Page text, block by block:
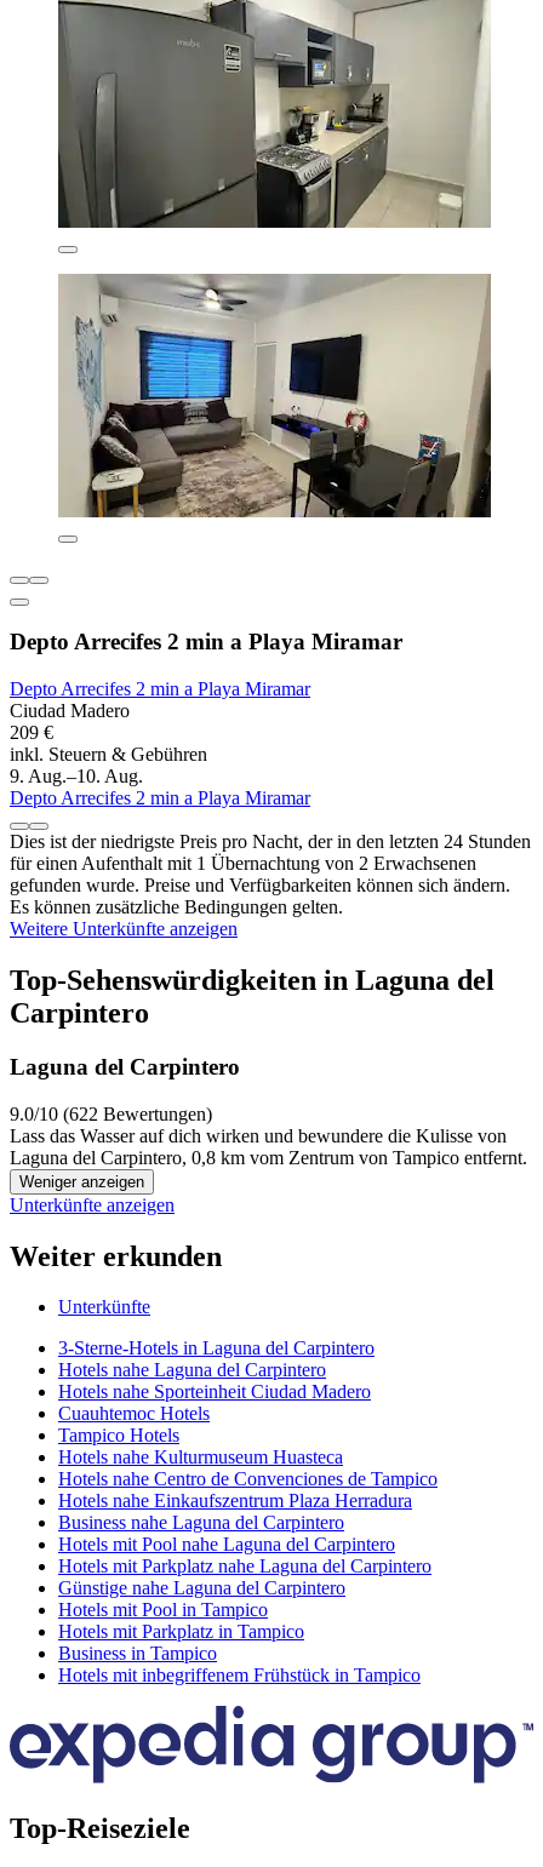
Depto Arrecifes 2 min a Playa Miramar
Depto Arrecifes 2 min a Playa Miramar
Ciudad Madero
209 €
inkl. Steuern & Gebühren
9. Aug.–10. Aug.
Depto Arrecifes 2 min a Playa Miramar
Dies ist der niedrigste Preis pro Nacht, der in den letzten 24 Stunden
für einen Aufenthalt mit 1 Übernachtung von 2 Erwachsenen
gefunden wurde. Preise und Verfügbarkeiten können sich ändern.
Es können zusätzliche Bedingungen gelten.
Weitere Unterkünfte anzeigen
Top-Sehenswürdigkeiten in Laguna del
Carpintero
Laguna del Carpintero
9.0/10 (622 Bewertungen)
Lass das Wasser auf dich wirken und bewundere die Kulisse von
Laguna del Carpintero, 0,8 km vom Zentrum von Tampico entfernt.
Weniger anzeigen
Unterkünfte anzeigen
Weiter erkunden
Unterkünfte
3-Sterne-Hotels in Laguna del Carpintero
Hotels nahe Laguna del Carpintero
Hotels nahe Sporteinheit Ciudad Madero
Cuauhtemoc Hotels
Tampico Hotels
Hotels nahe Kulturmuseum Huasteca
Hotels nahe Centro de Convenciones de Tampico
Hotels nahe Einkaufszentrum Plaza Herradura
Business nahe Laguna del Carpintero
Hotels mit Pool nahe Laguna del Carpintero
Hotels mit Parkplatz nahe Laguna del Carpintero
Günstige nahe Laguna del Carpintero
Hotels mit Pool in Tampico
Hotels mit Parkplatz in Tampico
Business in Tampico
Hotels mit inbegriffenem Frühstück in Tampico
Top-Reiseziele